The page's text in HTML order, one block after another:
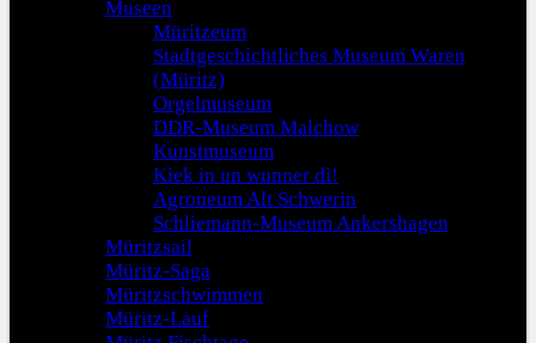
Museen
Müritzeum
Stadtgeschichtliches Museum Waren
(Müritz)
Orgelmuseum
DDR-Museum Malchow
Kunstmuseum
Kiek in un wunner di!
Agroneum Alt Schwerin
Schliemann-Museum Ankershagen
Müritzsail
Müritz-Saga
Müritzschwimmen
Müritz-Lauf